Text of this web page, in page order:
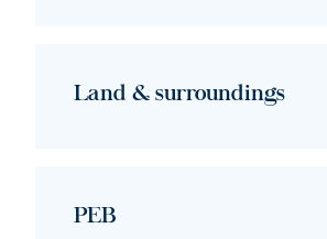
Land & surroundings
PEB